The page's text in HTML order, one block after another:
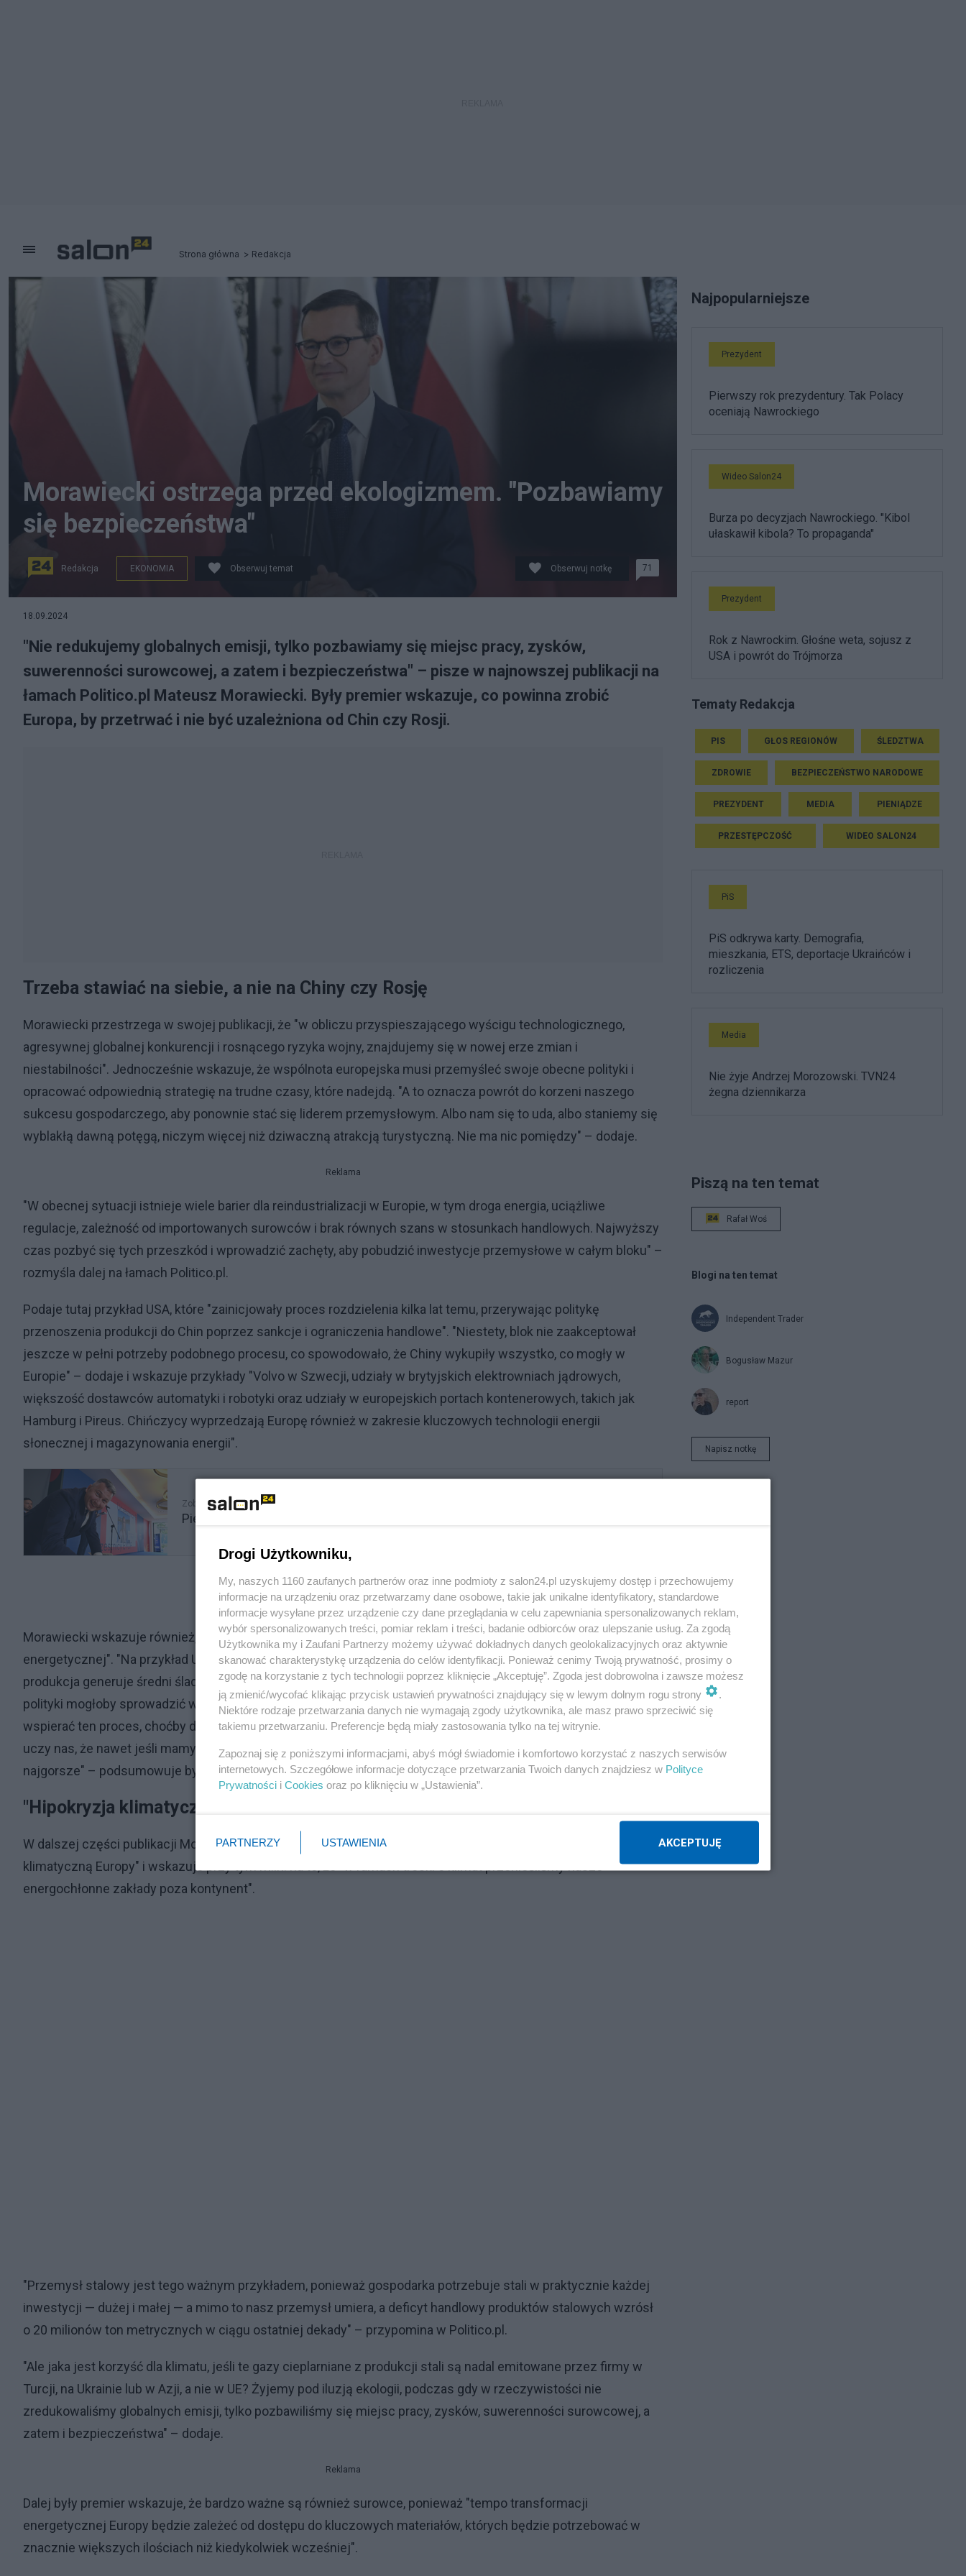
Strona główna Redakcja
Morawiecki ostrzega przed ekologizmem. "Pozbawiamy
się bezpieczeństwa"
Redakcja EKONOMIA Obserwuj temat Obserwuj notkę 71
18.09.2024
"Nie redukujemy globalnych emisji, tylko pozbawiamy się miejsc pracy, zysków,
suwerenności surowcowej, a zatem i bezpieczeństwa" – pisze w najnowszej publikacji na
łamach Politico.pl Mateusz Morawiecki. Były premier wskazuje, co powinna zrobić
Europa, by przetrwać i nie być uzależniona od Chin czy Rosji.
Trzeba stawiać na siebie, a nie na Chiny czy Rosję
Morawiecki przestrzega w swojej publikacji, że "w obliczu przyspieszającego wyścigu technologicznego,
agresywnej globalnej konkurencji i rosnącego ryzyka wojny, znajdujemy się w nowej erze zmian i
niestabilności". Jednocześnie wskazuje, że wspólnota europejska musi przemyśleć swoje obecne polityki i
opracować odpowiednią strategię na trudne czasy, które nadejdą. "A to oznacza powrót do korzeni naszego
sukcesu gospodarczego, aby ponownie stać się liderem przemysłowym. Albo nam się to uda, albo staniemy się
wyblakłą dawną potęgą, niczym więcej niż dziwaczną atrakcją turystyczną. Nie ma nic pomiędzy" – dodaje.
Reklama
"W obecnej sytuacji istnieje wiele barier dla reindustrializacji w Europie, w tym droga energia, uciążliwe
regulacje, zależność od importowanych surowców i brak równych szans w stosunkach handlowych. Najwyższy
czas pozbyć się tych przeszkód i wprowadzić zachęty, aby pobudzić inwestycje przemysłowe w całym bloku" –
rozmyśla dalej na łamach Politico.pl.
Podaje tutaj przykład USA, które "zainicjowały proces rozdzielenia kilka lat temu, przerywając politykę
przenoszenia produkcji do Chin poprzez sankcje i ograniczenia handlowe". "Niestety, blok nie zaakceptował
jeszcze w pełni potrzeby podobnego procesu, co spowodowało, że Chiny wykupiły wszystko, co mogły w
Europie" – dodaje i wskazuje przykłady "Volvo w Szwecji, udziały w brytyjskich elektrowniach jądrowych,
większość dostawców automatyki i robotyki oraz udziały w europejskich portach kontenerowych, takich jak
Hamburg i Pireus. Chińczycy wyprzedzają Europę również w zakresie kluczowych technologii energii
słonecznej i magazynowania energii".
Zobacz także
Piesiewicz nie składa broni i stawia na transparentność. "Nitras przestrzelił"
Reklama
Morawiecki wskazuje również, że "Chiny są obecnie głównym beneficjentem europejskiej polityki
energetycznej". "Na przykład UE importuje około 90 procent swoich paneli fotowoltaicznych z Chin, gdzie
produkcja generuje średni ślad węglowy, który jest dwa do trzech razy wyższy niż w UE! Zatrzymanie takiej
polityki mogłoby sprowadzić wiele firm, a nawet całe branże, z powrotem na rynek europejski. A Europa powinna
wspierać ten proces, choćby dlatego, że obecnie jesteśmy świadkami starcia Wschodu z Zachodem. A historia
uczy nas, że nawet jeśli mamy nadzieję i dążymy do tego, co najlepsze, musimy przygotować się na to, co
najgorsze" – podsumowuje były premier.
"Hipokryzja klimatyczna Europy"
W dalszej części publikacji Morawiecki pisze o tym, że aktualnie "mamy do czynienia ze strategiczną hipokryzją
klimatyczną Europy" i wskazuje przy tym m.in. na to, że "w ramach troski o klimat przenieśliśmy nasze
energochłonne zakłady poza kontynent".
"Przemysł stalowy jest tego ważnym przykładem, ponieważ gospodarka potrzebuje stali w praktycznie każdej
inwestycji — dużej i małej — a mimo to nasz przemysł umiera, a deficyt handlowy produktów stalowych wzrósł
o 20 milionów ton metrycznych w ciągu ostatniej dekady" – przypomina w Politico.pl.
"Ale jaka jest korzyść dla klimatu, jeśli te gazy cieplarniane z produkcji stali są nadal emitowane przez firmy w
Turcji, na Ukrainie lub w Azji, a nie w UE? Żyjemy pod iluzją ekologii, podczas gdy w rzeczywistości nie
zredukowaliśmy globalnych emisji, tylko pozbawiliśmy się miejsc pracy, zysków, suwerenności surowcowej, a
zatem i bezpieczeństwa" – dodaje.
Reklama
Dalej były premier wskazuje, że bardzo ważne są również surowce, ponieważ "tempo transformacji
energetycznej Europy będzie zależeć od dostępu do kluczowych materiałów, których będzie potrzebować w
znacznie większych ilościach niż kiedykolwiek wcześniej".
Najpopularniejsze
Prezydent
Pierwszy rok prezydentury. Tak Polacy
oceniają Nawrockiego
Wideo Salon24
Burza po decyzjach Nawrockiego. "Kibol
ułaskawił kibola? To propaganda"
Prezydent
Rok z Nawrockim. Głośne weta, sojusz z
USA i powrót do Trójmorza
Tematy Redakcja
PIS GŁOS REGIONÓW ŚLEDZTWA
ZDROWIE BEZPIECZEŃSTWO NARODOWE
PREZYDENT MEDIA PIENIĄDZE
PRZESTĘPCZOŚĆ WIDEO SALON24
PiS
PiS odkrywa karty. Demografia,
mieszkania, ETS, deportacje Ukraińców i
rozliczenia
Media
Nie żyje Andrzej Morozowski. TVN24
żegna dziennikarza
Piszą na ten temat
Rafał Woś
Blogi na ten temat
Independent Trader
Bogusław Mazur
report
Napisz notkę
Drogi Użytkowniku,
My, naszych 1160 zaufanych partnerów oraz inne podmioty z salon24.pl uzyskujemy dostęp i przechowujemy
informacje na urządzeniu oraz przetwarzamy dane osobowe, takie jak unikalne identyfikatory, standardowe
informacje wysyłane przez urządzenie czy dane przeglądania w celu zapewniania spersonalizowanych reklam,
wybór spersonalizowanych treści, pomiar reklam i treści, badanie odbiorców oraz ulepszanie usług. Za zgodą
Użytkownika my i Zaufani Partnerzy możemy używać dokładnych danych geolokalizacyjnych oraz aktywnie
skanować charakterystykę urządzenia do celów identyfikacji. Ponieważ cenimy Twoją prywatność, prosimy o
zgodę na korzystanie z tych technologii poprzez kliknięcie „Akceptuję”. Zgoda jest dobrowolna i zawsze możesz
ją zmienić/wycofać klikając przycisk ustawień prywatności znajdujący się w lewym dolnym rogu strony
.
Niektóre rodzaje przetwarzania danych nie wymagają zgody użytkownika, ale masz prawo sprzeciwić się
takiemu przetwarzaniu. Preferencje będą miały zastosowania tylko na tej witrynie.
Zapoznaj się z poniższymi informacjami, abyś mógł świadomie i komfortowo korzystać z naszych serwisów
internetowych. Szczegółowe informacje dotyczące przetwarzania Twoich danych znajdziesz w Polityce
Prywatności i Cookies oraz po kliknięciu w „Ustawienia”.
PARTNERZY USTAWIENIA AKCEPTUJĘ